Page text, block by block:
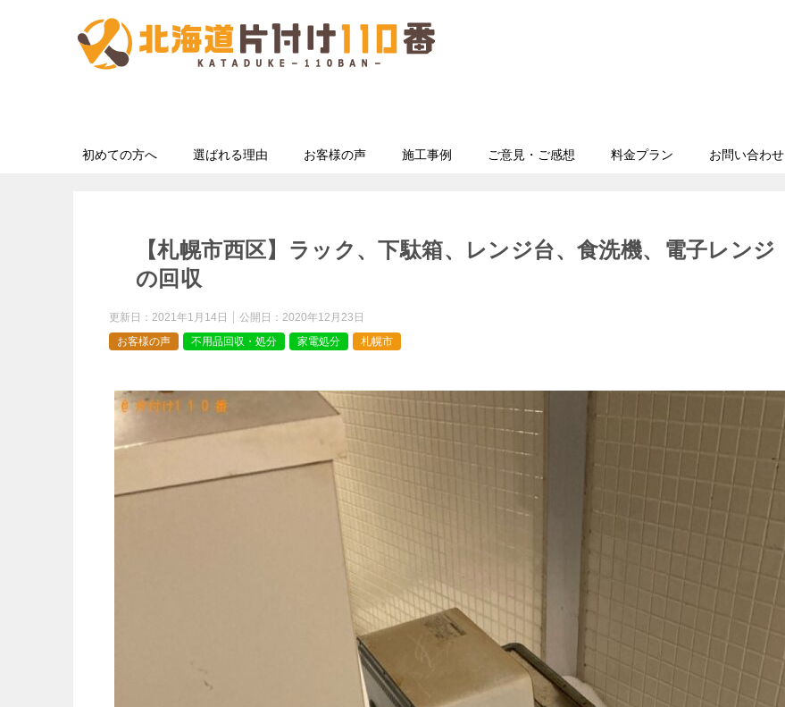
初めての方へ 選ばれる理由 お客様の声 施工事例 ご意見・ご感想 料金プラン お問い合わせ
【札幌市西区】ラック、下駄箱、レンジ台、食洗機、電子レンジ
の回収
更新日： 2021年1月14日 公開日： 2020年12月23日
お客様の声
不用品回収・処分 家電処分 札幌市